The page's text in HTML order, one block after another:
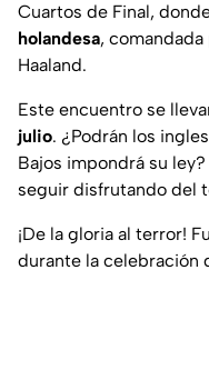
Cuartos de Final,
holandesa,
Haaland.
Este encuentro se
julio. ¿Podrán los
Bajos impondrá su
seguir disfrutando del
¡De la gloria al terror!
durante la celebración